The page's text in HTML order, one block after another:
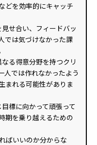
どを効率的にキャッチ
せ合い、フィードバッ
では気づけなかった課
なる得意分野を持つクリ
人では作れなかったよう
まれる可能性がありま
目標に向かって頑張って
期を乗り越えるための
ばいいのか分からな